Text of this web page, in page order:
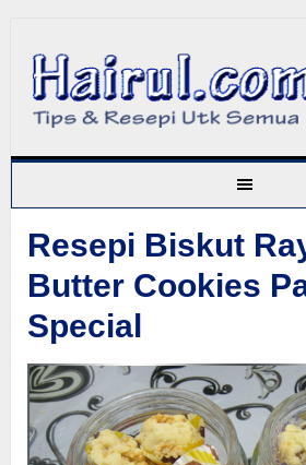
Resepi Biskut
Butter Cookies
Special